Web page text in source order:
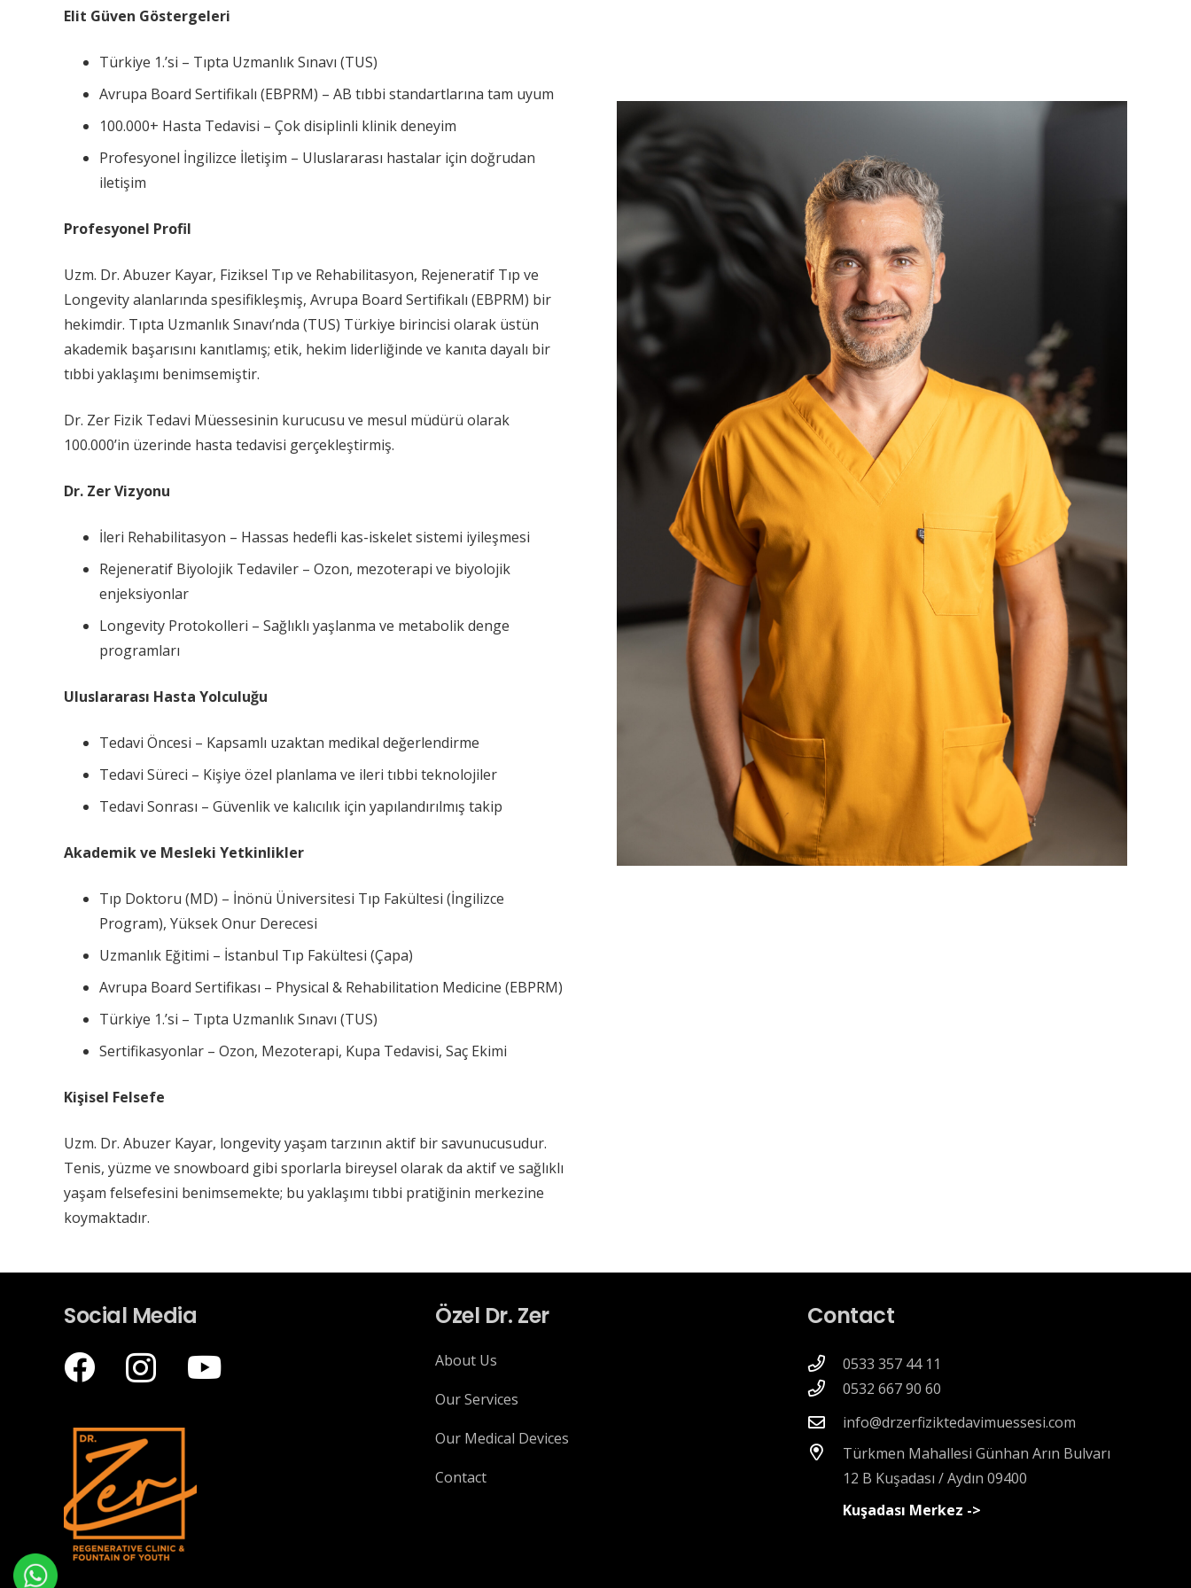
Elit Güven Göstergeleri
Türkiye 1.’si – Tıpta Uzmanlık Sınavı (TUS)
Avrupa Board Sertifikalı (EBPRM) – AB tıbbi standartlarına tam uyum
100.000+ Hasta Tedavisi – Çok disiplinli klinik deneyim
Profesyonel İngilizce İletişim – Uluslararası hastalar için doğrudan
iletişim
Profesyonel Profil
Uzm. Dr. Abuzer Kayar, Fiziksel Tıp ve Rehabilitasyon, Rejeneratif Tıp ve
Longevity alanlarında spesifikleşmiş, Avrupa Board Sertifikalı (EBPRM) bir
hekimdir. Tıpta Uzmanlık Sınavı’nda (TUS) Türkiye birincisi olarak üstün
akademik başarısını kanıtlamış; etik, hekim liderliğinde ve kanıta dayalı bir
tıbbi yaklaşımı benimsemiştir.
Dr. Zer Fizik Tedavi Müessesinin kurucusu ve mesul müdürü olarak
100.000’in üzerinde hasta tedavisi gerçekleştirmiş.
Dr. Zer Vizyonu
İleri Rehabilitasyon – Hassas hedefli kas-iskelet sistemi iyileşmesi
Rejeneratif Biyolojik Tedaviler – Ozon, mezoterapi ve biyolojik
enjeksiyonlar
Longevity Protokolleri – Sağlıklı yaşlanma ve metabolik denge
programları
Uluslararası Hasta Yolculuğu
Tedavi Öncesi – Kapsamlı uzaktan medikal değerlendirme
Tedavi Süreci – Kişiye özel planlama ve ileri tıbbi teknolojiler
Tedavi Sonrası – Güvenlik ve kalıcılık için yapılandırılmış takip
Akademik ve Mesleki Yetkinlikler
Tıp Doktoru (MD) – İnönü Üniversitesi Tıp Fakültesi (İngilizce
Program), Yüksek Onur Derecesi
Uzmanlık Eğitimi – İstanbul Tıp Fakültesi (Çapa)
Avrupa Board Sertifikası – Physical & Rehabilitation Medicine (EBPRM)
Türkiye 1.’si – Tıpta Uzmanlık Sınavı (TUS)
Sertifikasyonlar – Ozon, Mezoterapi, Kupa Tedavisi, Saç Ekimi
Kişisel Felsefe
Uzm. Dr. Abuzer Kayar, longevity yaşam tarzının aktif bir savunucusudur.
Tenis, yüzme ve snowboard gibi sporlarla bireysel olarak da aktif ve sağlıklı
yaşam felsefesini benimsemekte; bu yaklaşımı tıbbi pratiğinin merkezine
koymaktadır.
Social Media Özel Dr. Zer
About Us
Our Services
Our Medical Devices
Contact
Contact
0533 357 44 11
0532 667 90 60
info@drzerfiziktedavimuessesi.com
Türkmen Mahallesi Günhan Arın Bulvarı
12 B Kuşadası / Aydın 09400
Kuşadası Merkez ->